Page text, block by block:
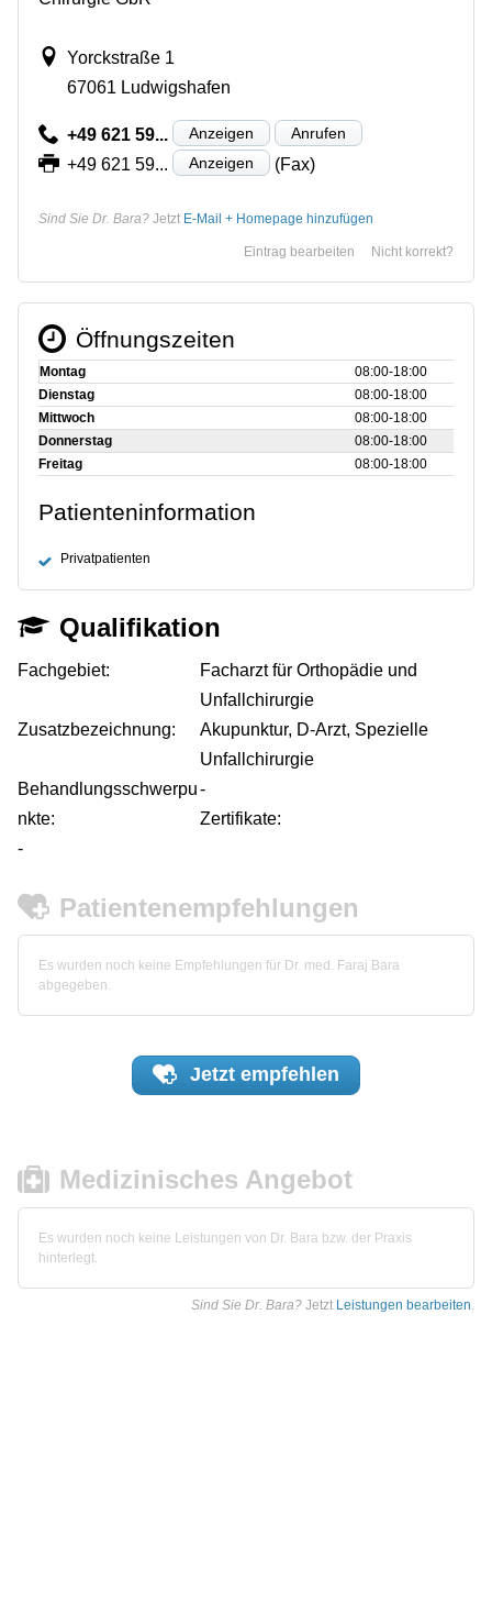
Yorckstraße 1
67061 Ludwigshafen
+49 621 59... Anzeigen Anrufen
+49 621 59... Anzeigen (Fax)
Sind Sie Dr. Bara? Jetzt E-Mail + Homepage hinzufügen
Nicht korrekt?
Eintrag bearbeiten
Öffnungszeiten
Montag
08:00‑18:00
Dienstag
08:00‑18:00
Mittwoch
08:00‑18:00
Donnerstag
08:00‑18:00
Freitag
08:00‑18:00
Patienteninformation
Privatpatienten
Qualifikation
Fachgebiet:
Facharzt für Orthopädie und
Unfallchirurgie
Zusatzbezeichnung:
Akupunktur, D-Arzt, Spezielle
Unfallchirurgie
Behandlungsschwerpu
nkte:
-
Zertifikate:
-
Patientenempfehlungen
Es wurden noch keine Empfehlungen für Dr. med. Faraj Bara
abgegeben.
Jetzt empfehlen
Medizinisches Angebot
Es wurden noch keine Leistungen von Dr. Bara bzw. der Praxis
hinterlegt.
Sind Sie Dr. Bara? Jetzt Leistungen bearbeiten.